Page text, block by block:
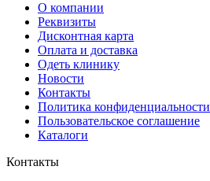
О компании
Реквизиты
Дисконтная карта
Оплата и доставка
Одеть клинику
Новости
Контакты
Политика конфиденциальности
Пользовательское соглашение
Каталоги
Контакты